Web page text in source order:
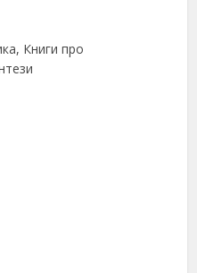
Книги про